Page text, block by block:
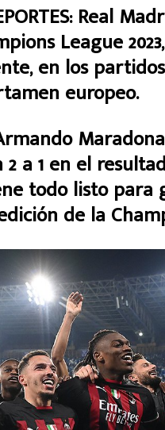
Real
League
en los
europeo.
a 1 en el
todo listo
de la